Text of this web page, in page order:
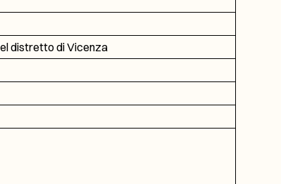
distretto di Vicenza